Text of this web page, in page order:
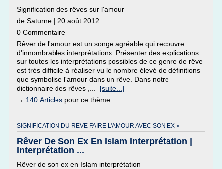
Signification des rêves sur l'amour
de Saturne | 20 août 2012
0 Commentaire
Rêver de l'amour est un songe agréable qui recouvre
d'innombrables interprétations. Présenter des explications
sur toutes les interprétations possibles de ce genre de rêve
est très difficile à réaliser vu le nombre élevé de définitions
que symbolise l'amour dans un rêve. Dans notre
dictionnaire des rêves ,... [suite...]
→ 140 Articles pour ce thème
SIGNIFICATION DU REVE FAIRE L'AMOUR AVEC SON EX »
Rêver De Son Ex En Islam Interprétation |
Interprétation ...
Rêver de son ex en Islam interprétation